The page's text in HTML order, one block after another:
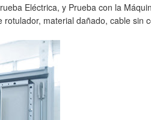
Eléctrica, y Prueba con la
material dañado, cable sin